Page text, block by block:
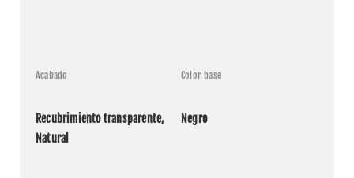
Acabado
Recubrimiento transparente,
Natural
Color base
Negro